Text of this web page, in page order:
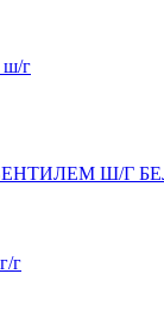
ш/г
Ш/Г
г